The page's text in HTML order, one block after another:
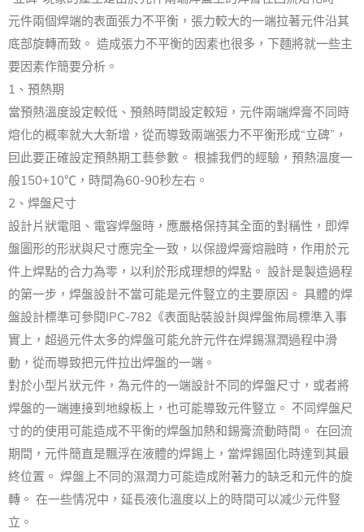
元件兩個焊端的表面張力不平衡，張力較大的一端拉著元件沿其
底部旋轉而致。 造成張力不平衡的因素也很多，下麵將就一些主
要因素作簡要分析。
1、預熱期
當預熱溫度設定較低、預熱時間設定較短，元件兩端焊膏不同時
熔化的概率就大大新增，從而導致兩端張力不平衡形成“立碑”，
囙此要正確設定預熱期工藝參數。 根據我們的經驗，預熱溫度一
般150+10℃，時間為60-90秒左右。
2、焊盤尺寸
設計片狀電阻、電容焊盤時，應嚴格保持其全面的對稱性，即焊
盤圖形的形狀與尺寸應完全一致，以保證焊膏熔融時，作用於元
件上焊點的合力為零，以利於形成理想的焊點。 設計是製造過程
的第一步，焊盤設計不當可能是元件豎立的主要原因。 具體的焊
盤設計標準可參閱IPC-782《表面貼裝設計與焊盤佈局標準入事
實上，超過元件太多的焊盤可能允許元件在焊錫濕潤過程中滑
動，從而導致把元件拉出焊盤的一端。
對於小型片狀元件，為元件的一端設計不同的焊盤尺寸，或者將
焊盤的一端連接到地線板上，也可能導致元件豎立。 不同焊盤尺
寸的的使用可能造成不平衡的焊盤加熱和錫膏流動時間。 在回流
期間，元件簡直是飄浮在液體的焊錫上，當焊錫固化時達到其最
終位置。 焊盤上不同的濕潤力可能造成附著力的缺乏和元件的旋
轉。 在一些情况中，延長液化溫度以上的時間可以减少元件豎
立。